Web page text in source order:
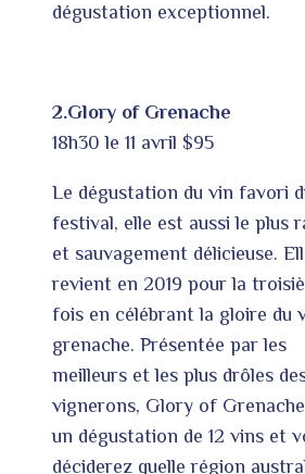
dégustation exceptionnel.
2.Glory of Grenache
18h30 le 11 avril $95
Le dégustation du vin favori
festival, elle est aussi le plus
et sauvagement délicieuse.
revient en 2019 pour la
fois en célébrant la gloire du
grenache. Présentée par les
meilleurs et les plus drôles
vignerons, Glory of
un dégustation de 12 vins et
déciderez quelle région